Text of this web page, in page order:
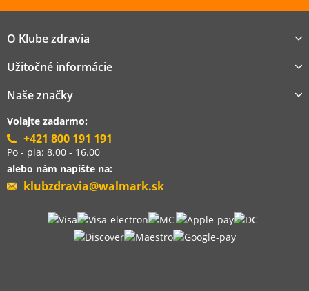
O Klube zdravia
Užitočné informácie
Naše značky
Volajte zadarmo:
+421 800 191 191
Po - pia: 8.00 - 16.00
alebo nám napíšte na:
klubzdravia@walmark.sk